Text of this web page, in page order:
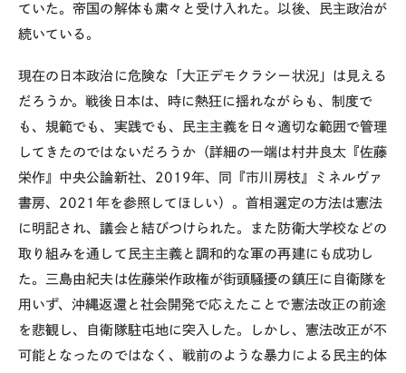
ていた。帝国の解体も粛々と受け入れた。以後、民主政治が
続いている。
現在の日本政治に危険な「大正デモクラシー状況」は見える
だろうか。戦後日本は、時に熱狂に揺れながらも、制度で
も、規範でも、実践でも、民主主義を日々適切な範囲で管理
してきたのではないだろうか（詳細の一端は村井良太『佐藤
栄作』中央公論新社、 2019年、同『市川房枝』ミネルヴァ
書房、 2021 年を参照してほしい）。首相選定の方法は憲法
に明記され、議会と結びつけられた。また防衛大学校などの
取り組みを通して民主主義と調和的な軍の再建にも成功し
た。三島由紀夫は佐藤栄作政権が街頭騒擾の鎮圧に自衛隊を
用いず、沖縄返還と社会開発で応えたことで憲法改正の前途
を悲観し、自衛隊駐屯地に突入した。しかし、憲法改正が不
可能となったのではなく、戦前のような暴力による民主的体